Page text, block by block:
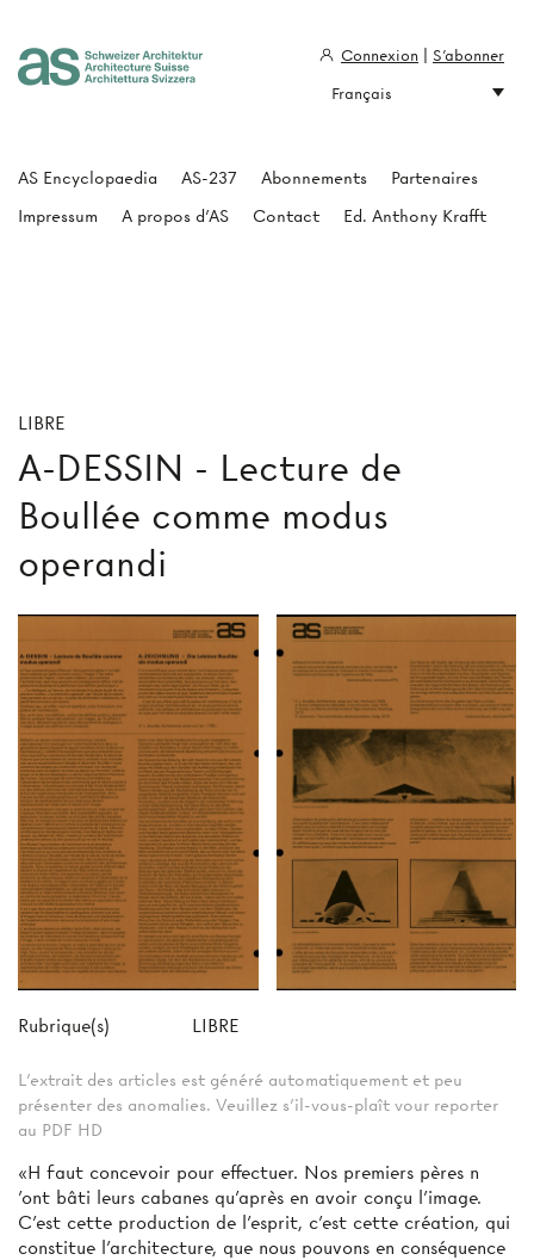
LIBRE
A-DESSIN - Lecture de
Boullée comme modus
operandi
Rubrique(s) LIBRE
L'extrait des articles est généré automatiquement et peu
présenter des anomalies. Veuillez s'il-vous-plaît vour reporter
au PDF HD
«H faut concevoir pour effectuer. Nos premiers pères n
'ont bâti leurs cabanes qu'après en avoir conçu l'image.
C'est cette production de l'esprit, c'est cette création, qui
constitue l'architecture, que nous pouvons en conséquence
AS Encyclopaedia AS-237 Abonnements
Partenaires
Impressum
A propos d'AS Contact Ed. Anthony Krafft
Connexion
S'abonner
Français